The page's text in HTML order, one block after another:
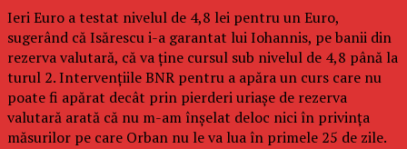
Ieri Euro a testat nivelul de 4,8 lei pentru un Euro,
sugerând că Isărescu i-a garantat lui Iohannis, pe banii din
rezerva valutară, că va ține cursul sub nivelul de 4,8 până la
turul 2. Intervențiile BNR pentru a apăra un curs care nu
poate fi apărat decât prin pierderi uriașe de rezerva
valutară arată că nu m-am înșelat deloc nici în privința
măsurilor pe care Orban nu le va lua în primele 25 de zile.